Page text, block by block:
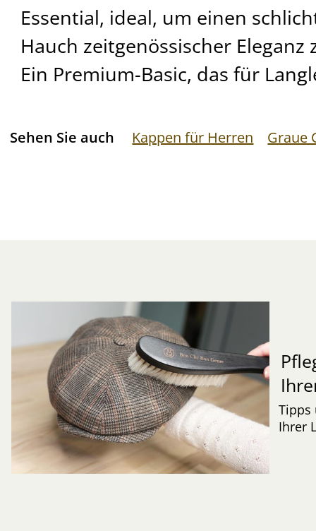
Essential, ideal, um einen
Hauch zeitgenössischer
Ein Premium-Basic, das für
Sehen Sie auch Kappen für Herren Graue
Tipps
Ihrer